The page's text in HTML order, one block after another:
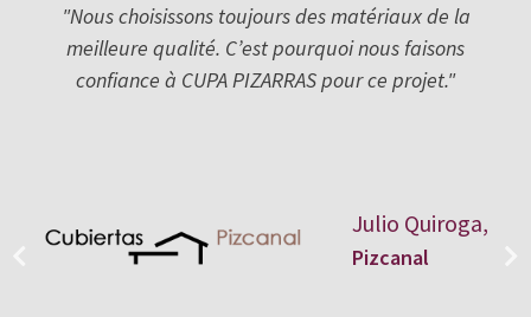
"Nous choisissons toujours des matériaux de la
meilleure qualité. C’est pourquoi nous faisons
confiance à CUPA PIZARRAS pour ce projet."
Julio Quiroga,
Pizcanal